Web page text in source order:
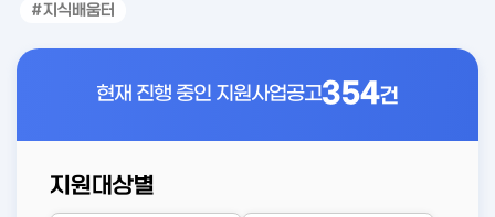
지식배움터
현재 진행 중인 지원사업공고354건
지원대상별